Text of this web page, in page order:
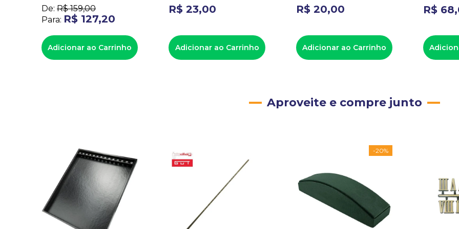
De: R$ 159,00
Para: R$ 127,20
Adicionar ao Carrinho
R$ 23,00
Adicionar ao Carrinho
R$ 20,00
Adicionar ao Carrinho
R$ 68,
Aproveite e compre junto
-20%